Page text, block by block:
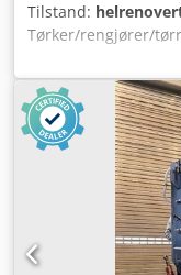
Tilstand:
Tørker/rengjører/
Sock Driftseffekt:
oppgave
plastmaterialer,
1,6 t/t) Rotor: 1200
silhull: 2,5 mm